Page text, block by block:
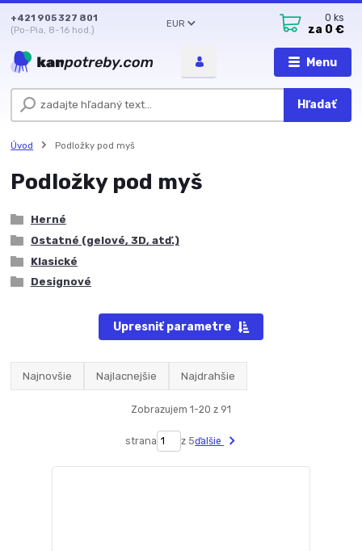
Menu
EUR
Hľadať
+421 905 327 801
(Po-Pia, 8-16 hod.)
0 ks
za 0 €
Úvod Podložky pod myš
Podložky pod myš
Herné
Ostatné (gelové, 3D, atď.)
Klasické
Designové
Upresniť parametre
Najnovšie Najlacnejšie Najdrahšie
Zobrazujem 1-20 z 91
strana z 5ďalšie